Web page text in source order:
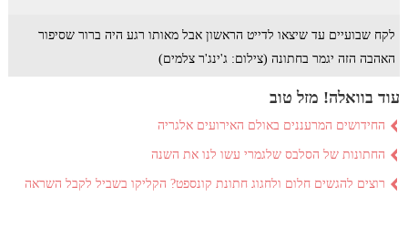
לקח שבועיים עד שיצאו לדייט הראשון אבל מאותו רגע היה ברור שסיפור
האהבה הזה יגמר בחתונה (צילום: ג'ינג'ר צלמים)
עוד בוואלה! מזל טוב
החידושים המרעננים באולם האירועים אלגריה
החתונות של הסלבס שלגמרי עשו לנו את השנה
רוצים להגשים חלום ולחגוג חתונת קונספט? הקליקו בשביל לקבל השראה